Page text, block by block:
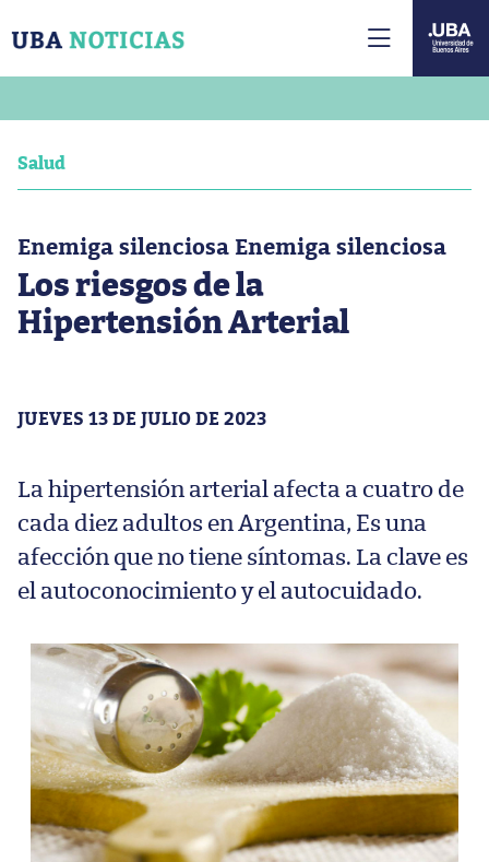
Salud
Enemiga silenciosa Enemiga silenciosa
Los riesgos de la
Hipertensión Arterial
JUEVES 13 DE JULIO DE 2023
La hipertensión arterial afecta a cuatro de
cada diez adultos en Argentina, Es una
afección que no tiene síntomas. La clave es
el autoconocimiento y el autocuidado.